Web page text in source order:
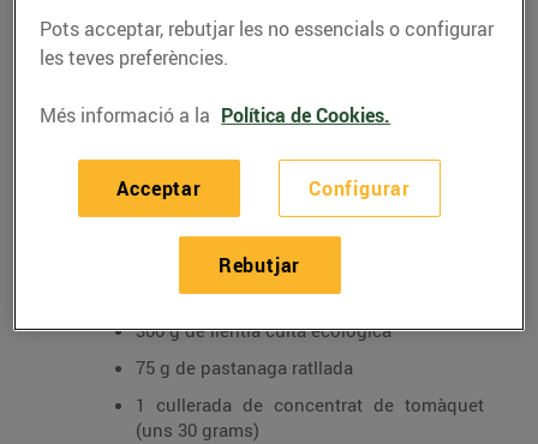
Hamburguesa de
llenties amb amanida
de col
18/d’agost/2022
Ingredients per a 4 persones:
Per a les hamburgueses de llenties:
300 g de llentia cuita ecològica
75 g de pastanaga ratllada
1 cullerada de concentrat de tomàquet
(uns 30 grams)
Pots acceptar, rebutjar les no essencials o configurar
les teves preferències.
Més informació a la Política de Cookies.
Configurar
Rebutjar
Acceptar